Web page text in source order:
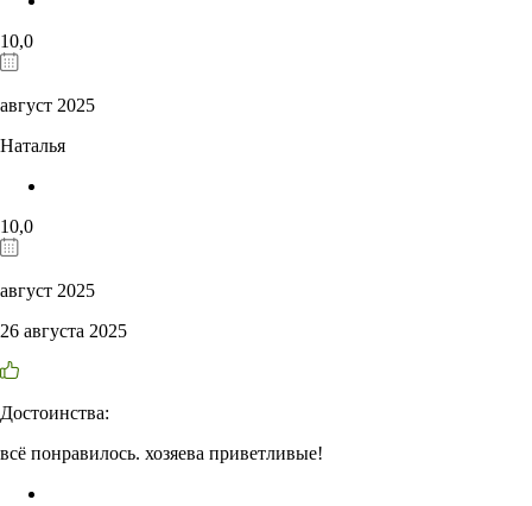
10,0
август 2025
Наталья
10,0
август 2025
26 августа 2025
Достоинства:
всё понравилось. хозяева приветливые!